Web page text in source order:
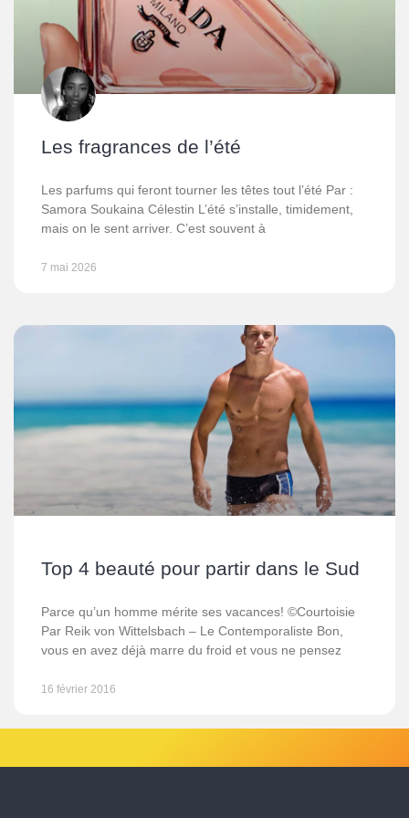
Les fragrances de l’été
Les parfums qui feront tourner les têtes tout l’été Par :
Samora Soukaina Célestin L’été s’installe, timidement,
mais on le sent arriver. C’est souvent à
7 mai 2026
Top 4 beauté pour partir dans le Sud
Parce qu’un homme mérite ses vacances! ©Courtoisie
Par Reik von Wittelsbach – Le Contemporaliste Bon,
vous en avez déjà marre du froid et vous ne pensez
16 février 2016